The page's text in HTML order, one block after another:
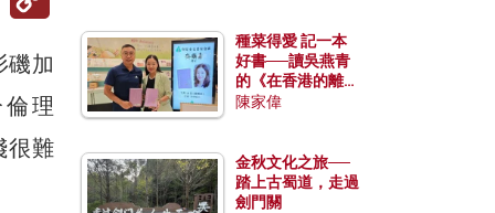
磯加
理
很難
種菜得愛 記一本
好書──讀吳燕青
的《在香港的離島
種菜》
陳家偉
金秋文化之旅──
踏上古蜀道，走過
劍門關